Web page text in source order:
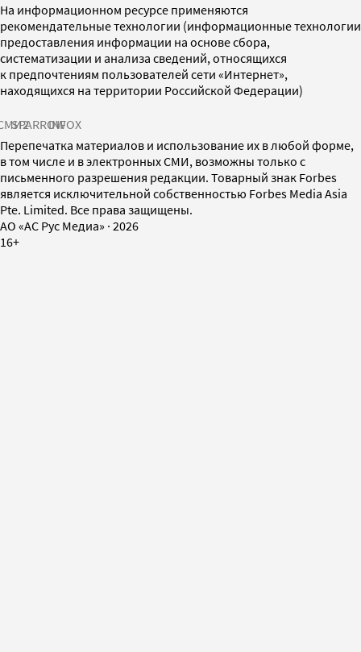
На информационном ресурсе применяются
рекомендательные технологии (информационные технологии
предоставления информации на основе сбора,
систематизации и анализа сведений, относящихся
к предпочтениям пользователей сети «Интернет»,
находящихся на территории Российской Федерации)
SPARROWINFOX
Перепечатка материалов и использование их в любой форме,
в том числе и в электронных СМИ, возможны только с
письменного разрешения редакции. Товарный знак Forbes
является исключительной собственностью Forbes Media Asia
Pte. Limited. Все права защищены.
AO «АС Рус Медиа» · 2026
16+